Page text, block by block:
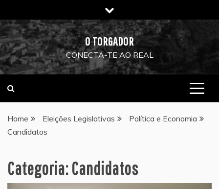
to
content
O TORGADOR
CONECTA-TE AO REAL
Home Eleições Legislativas
Política e Economia
Candidatos
Categoria:Candidatos